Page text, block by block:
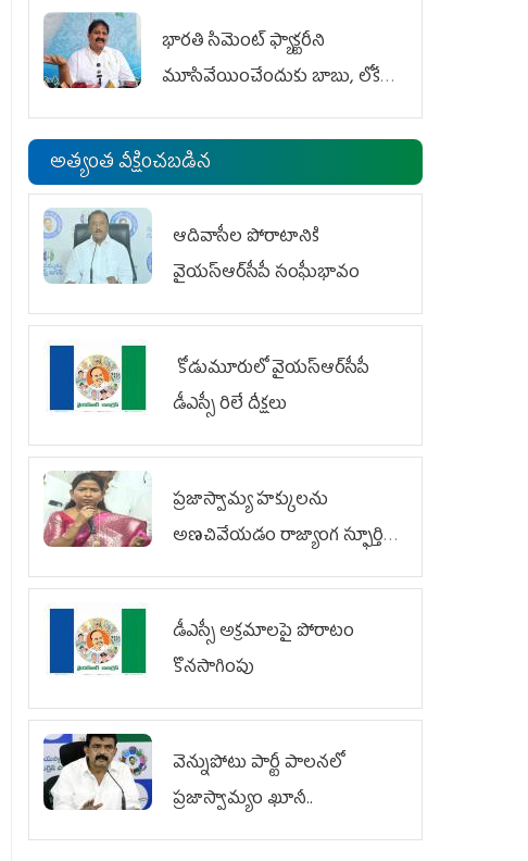
భారతి సిమెంట్ ఫ్యాక్టరీని
మూసివేయించేందుకు బాబు, లోకేశ్
కుట్ర
అత్యంత వీక్షించబడిన
ఆదివాసీల పోరాటానికి
వైయ‌స్ఆర్‌సీపీ సంఘీభావం
కోడుమూరులో వైయ‌స్ఆర్‌సీపీ
డీఎస్సీ రిలే దీక్షలు
ప్రజాస్వామ్య హక్కులను
అణచివేయడం రాజ్యాంగ స్ఫూర్తికి
విరుద్ధం
డీఎస్సీ అక్రమాలపై పోరాటం
కొనసాగింపు
వెన్నుపోటు పార్టీ పాలనలో
ప్రజాస్వామ్యం ఖూనీ..